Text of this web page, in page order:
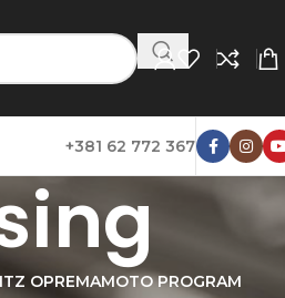
+381 62 772 367
OPREMAMOTO PROGRAM